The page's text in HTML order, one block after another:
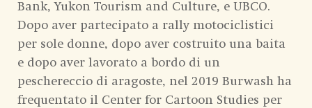
Bank, Yukon Tourism and Culture, e UBCO.
Dopo aver partecipato a rally motociclistici
per sole donne, dopo aver costruito una baita
e dopo aver lavorato a bordo di un
peschereccio di aragoste, nel 2019 Burwash ha
frequentato il Center for Cartoon Studies per